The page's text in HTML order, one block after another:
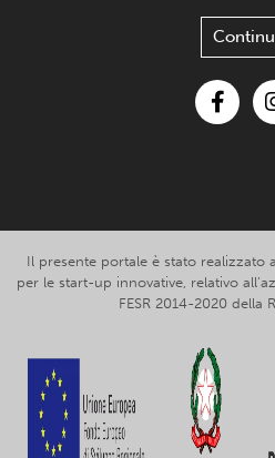
Il presente portale è stato realizzato
per le start-up innovative, relativo
FESR 2014-2020 della